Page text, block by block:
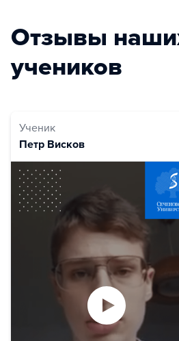
Отзывы
учеников
Ученик
Петр Висков